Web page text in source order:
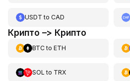
USDT to CAD
Крипто –> Крипто
BTCto ETH
SOL to TRX